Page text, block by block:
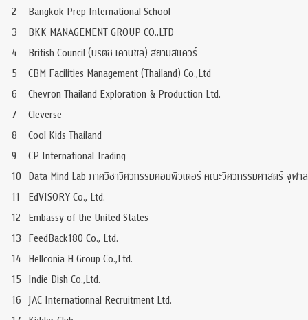
2
Bangkok Prep International School
3
BKK MANAGEMENT GROUP CO.,LTD
4
British Council (บริติช เคานซิล) สยามสแควร์
5
CBM Facilities Management (Thailand) Co.,Ltd
6
Chevron Thailand Exploration & Production Ltd.
7
Cleverse
8
Cool Kids Thailand
9
CP International Trading
10 Data Mind Lab ภาควิชาวิศวกรรมคอมพิวเตอร์ คณะวิศวกรรมศาสตร์ จุฬ
11
EdVISORY Co., Ltd.
12 Embassy of the United States
13 FeedBack180 Co., Ltd.
14 Hellconia H Group Co.,Ltd.
15 Indie Dish Co.,Ltd.
16 JAC Internationnal Recruitment Ltd.